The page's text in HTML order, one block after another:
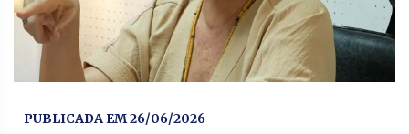
- PUBLICADA EM 26/06/2026